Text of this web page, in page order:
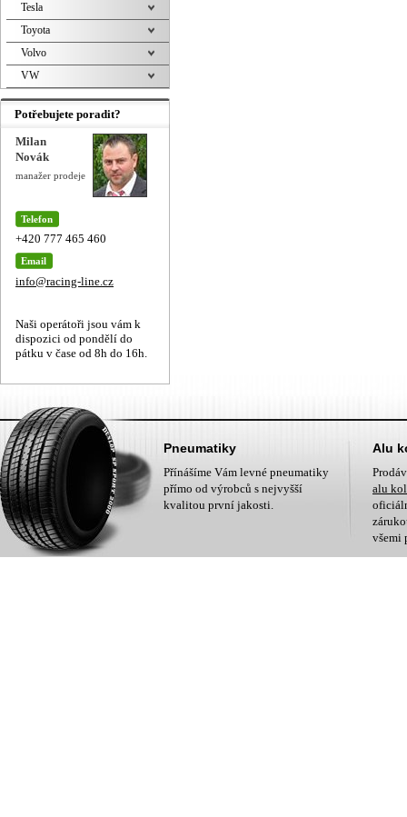
Tesla
Toyota
Volvo
VW
Potřebujete poradit?
Milan
Novák
manažer prodeje
Telefon
+420 777 465 460
Email
info@racing-line.cz
Naši operátoři jsou vám k
dispozici od pondělí do
pátku v čase od 8h do 16h.
Pneumatiky
Přínášíme Vám levné pneumatiky
přímo od výrobců s nejvyšší
kvalitou první jakosti.
Alu
alu
všemi